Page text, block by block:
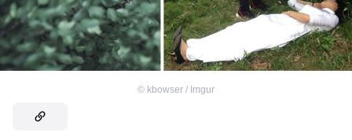
© kbowser / Imgur